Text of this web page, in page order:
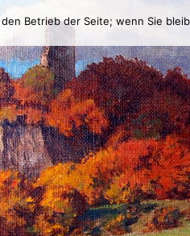
Betrieb der Seite; wenn Sie